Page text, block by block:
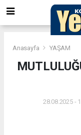
Anasayfa YAŞAM
28.08.2025 -